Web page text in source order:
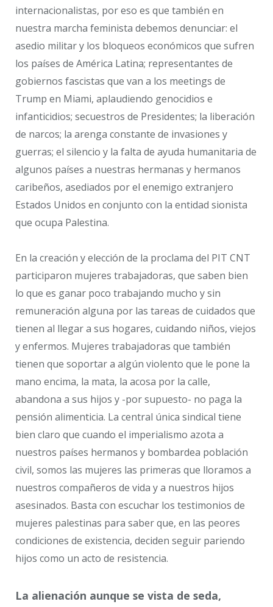
internacionalistas, por eso es que también en
nuestra marcha feminista debemos denunciar: el
asedio militar y los bloqueos económicos que sufren
los países de América Latina; representantes de
gobiernos fascistas que van a los meetings de
Trump en Miami, aplaudiendo genocidios e
infanticidios; secuestros de Presidentes; la liberación
de narcos; la arenga constante de invasiones y
guerras; el silencio y la falta de ayuda humanitaria de
algunos países a nuestras hermanas y hermanos
caribeños, asediados por el enemigo extranjero
Estados Unidos en conjunto con la entidad sionista
que ocupa Palestina.
En la creación y elección de la proclama del PIT CNT
participaron mujeres trabajadoras, que saben bien
lo que es ganar poco trabajando mucho y sin
remuneración alguna por las tareas de cuidados que
tienen al llegar a sus hogares, cuidando niños, viejos
y enfermos. Mujeres trabajadoras que también
tienen que soportar a algún violento que le pone la
mano encima, la mata, la acosa por la calle,
abandona a sus hijos y -por supuesto- no paga la
pensión alimenticia. La central única sindical tiene
bien claro que cuando el imperialismo azota a
nuestros países hermanos y bombardea población
civil, somos las mujeres las primeras que lloramos a
nuestros compañeros de vida y a nuestros hijos
asesinados. Basta con escuchar los testimonios de
mujeres palestinas para saber que, en las peores
condiciones de existencia, deciden seguir pariendo
hijos como un acto de resistencia.
La alienación aunque se vista de seda,